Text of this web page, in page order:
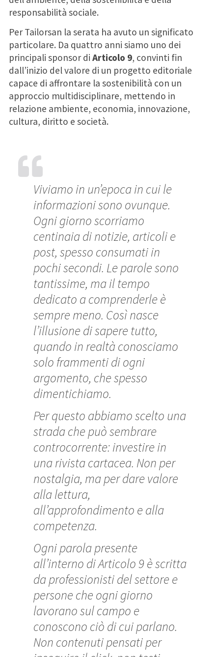
responsabilità sociale.
Per Tailorsan la serata ha avuto un significato
particolare. Da quattro anni siamo uno dei
principali sponsor di Articolo 9, convinti fin
dall’inizio del valore di un progetto editoriale
capace di affrontare la sostenibilità con un
approccio multidisciplinare, mettendo in
relazione ambiente, economia, innovazione,
cultura, diritto e società.
Viviamo in un’epoca in cui le
informazioni sono ovunque.
Ogni giorno scorriamo
centinaia di notizie, articoli e
post, spesso consumati in
pochi secondi. Le parole sono
tantissime, ma il tempo
dedicato a comprenderle è
sempre meno. Così nasce
l’illusione di sapere tutto,
quando in realtà conosciamo
solo frammenti di ogni
argomento, che spesso
dimentichiamo.
Per questo abbiamo scelto una
strada che può sembrare
controcorrente: investire in
una rivista cartacea. Non per
nostalgia, ma per dare valore
alla lettura,
all’approfondimento e alla
competenza.
Ogni parola presente
all’interno di Articolo 9 è scritta
da professionisti del settore e
persone che ogni giorno
lavorano sul campo e
conoscono ciò di cui parlano.
Non contenuti pensati per